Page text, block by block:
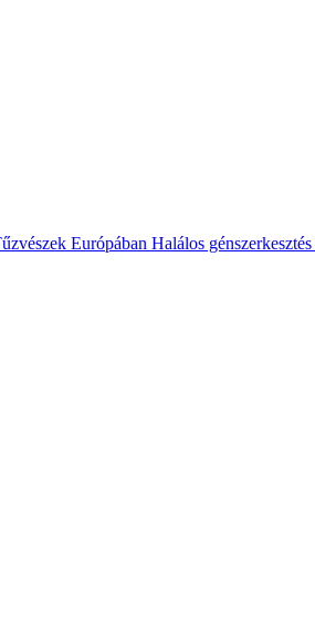
Európában Halálos génszerkesztés